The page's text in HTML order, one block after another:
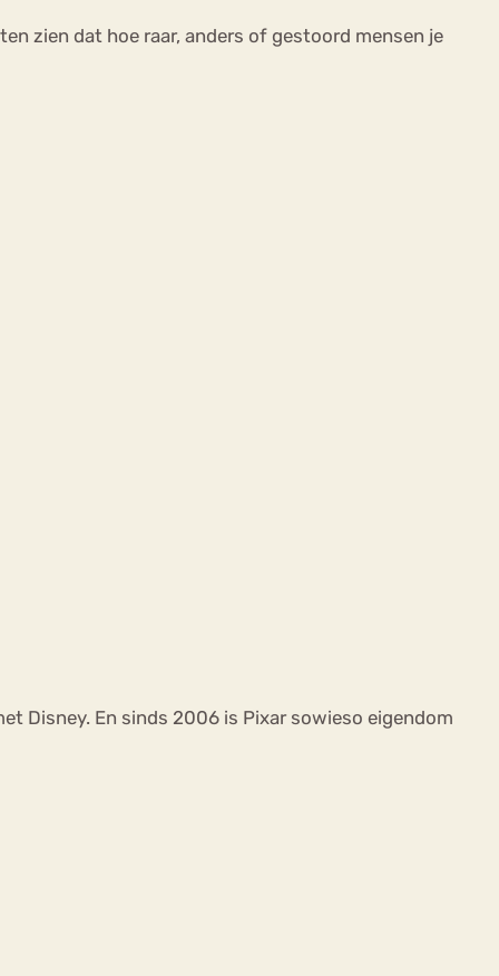
zien dat hoe raar, anders of gestoord mensen je
Disney. En sinds 2006 is Pixar sowieso eigendom